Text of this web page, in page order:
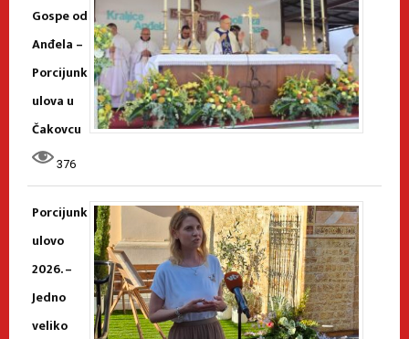
Gospe od
Anđela –
Porcijunk
ulova u
Čakovcu
376
Porcijunk
ulovo
2026. –
Jedno
veliko